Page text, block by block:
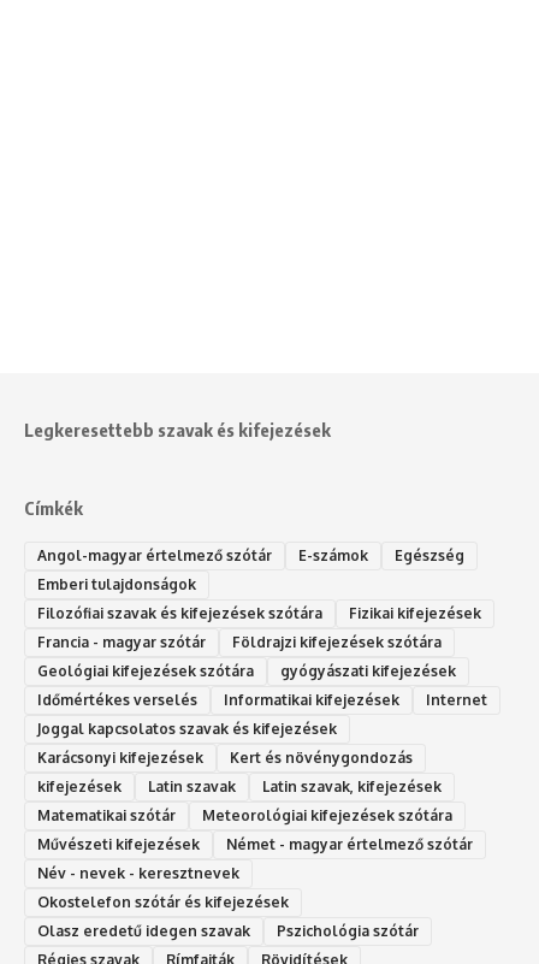
Legkeresettebb szavak és kifejezések
Címkék
Angol-magyar értelmező szótár E-számok
Egészség
Emberi tulajdonságok
Filozófiai szavak és kifejezések szótára
Fizikai kifejezések
Francia - magyar szótár
Földrajzi kifejezések szótára
Geológiai kifejezések szótára
gyógyászati kifejezések
Időmértékes verselés
Informatikai kifejezések
Internet
Joggal kapcsolatos szavak és kifejezések
Karácsonyi kifejezések
Kert és növénygondozás
kifejezések
Latin szavak
Latin szavak, kifejezések
Matematikai szótár
Meteorológiai kifejezések szótára
Művészeti kifejezések
Német - magyar értelmező szótár
Név - nevek - keresztnevek
Okostelefon szótár és kifejezések
Olasz eredetű idegen szavak
Ps‮gólohciz‬ia s‮átóz‬r
Régies szavak
Rímfajták Rövidítések